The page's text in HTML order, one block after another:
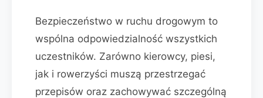
Bezpieczeństwo w ruchu drogowym to
wspólna odpowiedzialność wszystkich
uczestników. Zarówno kierowcy, piesi,
jak i rowerzyści muszą przestrzegać
przepisów oraz zachowywać szczególną